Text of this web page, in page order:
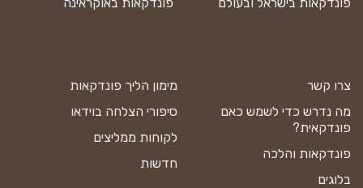
צרו קשר
מה נדרש כדי לשמש כאם
פונדקאית?
פונדקאות והלכה
בלוגים
מימון הליך פונדקאות
סיפורי הצלחה בוידאו
לקוחות ממליצים
חדשות